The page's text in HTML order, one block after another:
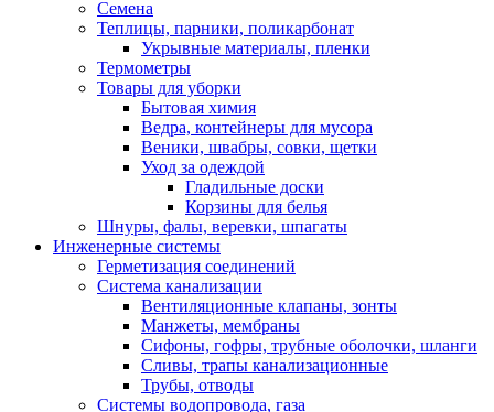
Семена
Теплицы, парники, поликарбонат
Укрывные материалы, пленки
Термометры
Товары для уборки
Бытовая химия
Ведра, контейнеры для мусора
Веники, швабры, совки, щетки
Уход за одеждой
Гладильные доски
Корзины для белья
Шнуры, фалы, веревки, шпагаты
Инженерные системы
Герметизация соединений
Система канализации
Вентиляционные клапаны, зонты
Манжеты, мембраны
Сифоны, гофры, трубные оболочки, шланги
Сливы, трапы канализационные
Трубы, отводы
Системы водопровода, газа